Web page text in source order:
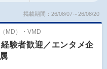
掲載期間：26/08/07～26/08/20
MD）・VMD
験者歓迎／エンタメ企